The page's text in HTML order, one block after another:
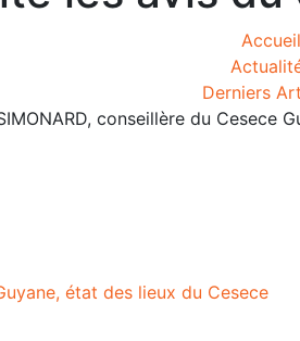
Accueil
Derniers
conseillère du Cesece
état des lieux du Cesece